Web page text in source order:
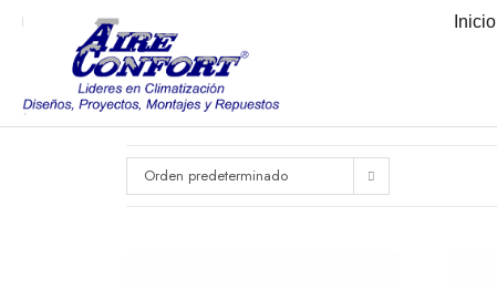
Inicio
Orden predeterminado